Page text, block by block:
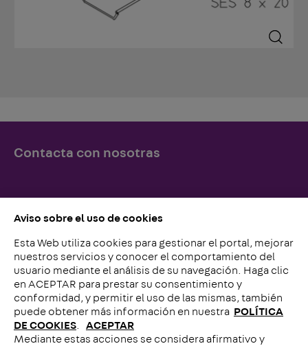
Aviso sobre el uso de cookies
Esta Web utiliza cookies para gestionar el portal, mejorar
nuestros servicios y conocer el comportamiento del
usuario mediante el análisis de su navegación. Haga clic
en ACEPTAR para prestar su consentimiento y
conformidad, y permitir el uso de las mismas, también
puede obtener más información en nuestra POLÍTICA
DE COOKIES
ACEPTAR
Mediante estas acciones se considera afirmativo y
Contacta con nosotras
Contacto con nosotros